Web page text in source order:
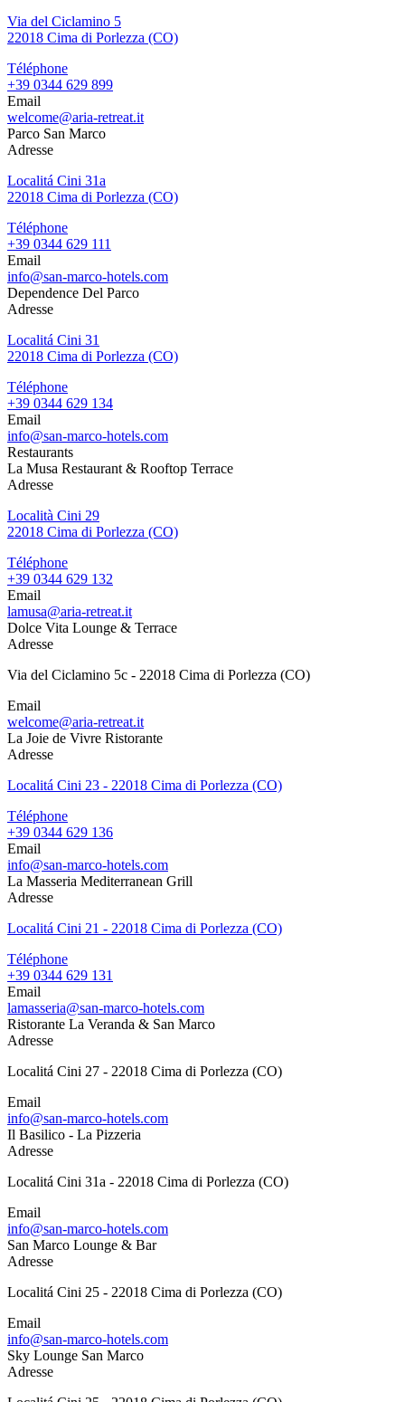
Via del Ciclamino 5
22018 Cima di Porlezza (CO)
Téléphone
+39 0344 629 899
Email
welcome@aria-retreat.it
Parco San Marco
Adresse
Localitá Cini 31a
22018 Cima di Porlezza (CO)
Téléphone
+39 0344 629 111
Email
info@san-marco-hotels.com
Dependence Del Parco
Adresse
Localitá Cini 31
22018 Cima di Porlezza (CO)
Téléphone
+39 0344 629 134
Email
info@san-marco-hotels.com
Restaurants
La Musa Restaurant & Rooftop Terrace
Adresse
Località Cini 29
22018 Cima di Porlezza (CO)
Téléphone
+39 0344 629 132
Email
lamusa@aria-retreat.it
Dolce Vita Lounge & Terrace
Adresse
Via del Ciclamino 5c - 22018 Cima di Porlezza (CO)
Email
welcome@aria-retreat.it
La Joie de Vivre Ristorante
Adresse
Localitá Cini 23 - 22018 Cima di Porlezza (CO)
Téléphone
+39 0344 629 136
Email
info@san-marco-hotels.com
La Masseria Mediterranean Grill
Adresse
Localitá Cini 21 - 22018 Cima di Porlezza (CO)
Téléphone
+39 0344 629 131
Email
lamasseria@san-marco-hotels.com
Ristorante La Veranda & San Marco
Adresse
Localitá Cini 27 - 22018 Cima di Porlezza (CO)
Email
info@san-marco-hotels.com
Il Basilico - La Pizzeria
Adresse
Localitá Cini 31a - 22018 Cima di Porlezza (CO)
Email
info@san-marco-hotels.com
San Marco Lounge & Bar
Adresse
Localitá Cini 25 - 22018 Cima di Porlezza (CO)
Email
info@san-marco-hotels.com
Sky Lounge San Marco
Adresse